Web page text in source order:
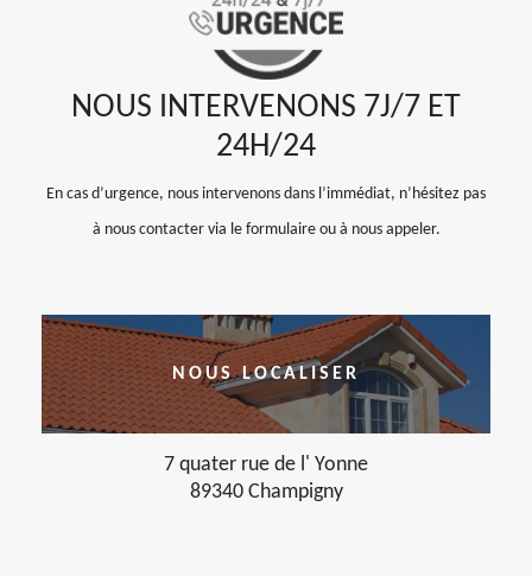
NOUS INTERVENONS 7J/7 ET
24H/24
En cas d’urgence, nous intervenons dans l’immédiat, n’hésitez pas
à nous contacter via le formulaire ou à nous appeler.
NOUS LOCALISER
7 quater rue de l' Yonne
89340 Champigny